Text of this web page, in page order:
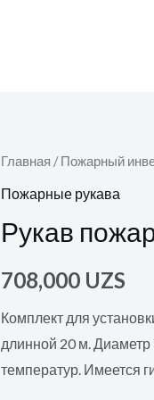
Главная /Пожарный
Пожарные рукава
Рукав
708,000 UZS
Комплект для
длинной 20 м.
температур. Имеется